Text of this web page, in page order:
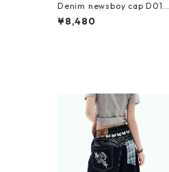
Denim newsboy cap D016
7
¥8,480